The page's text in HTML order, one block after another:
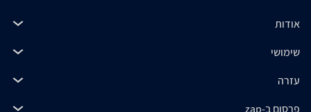
אודות
שימושי
עזרה